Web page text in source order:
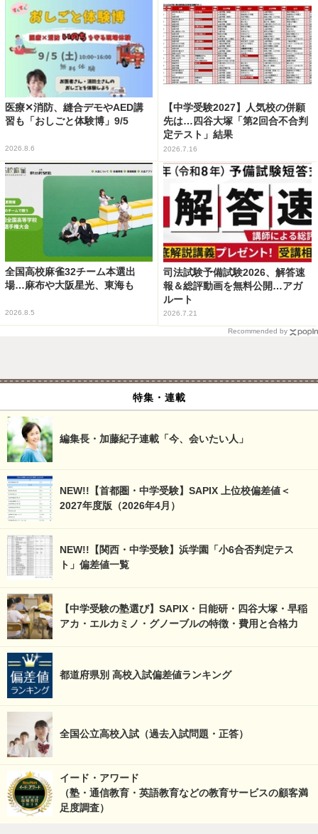
医療✕消防、縫合デモやAED講
習も「おしごと体験博」9/5
2026.8.6
【中学受験2027】人気校の併願
先は…四谷大塚「第2回合不合判
定テスト」結果
2026.7.16
全国高校麻雀32チーム本選出
場…麻布や大阪星光、東海も
2026.8.5
司法試験予備試験2026、解答速
報＆総評動画を無料公開…アガ
ルート
2026.7.21
Recommended by
特集・連載
編集長・加藤紀子連載「今、会いたい人」
NEW!!【首都圏・中学受験】SAPIX 上位校偏差値＜
2027年度版（2026年4月）
NEW!!【関西・中学受験】浜学園「小6合否判定テス
ト」偏差値一覧
【中学受験の塾選び】SAPIX・日能研・四谷大塚・早稲
アカ・エルカミノ・グノーブルの特徴・費用と合格力
都道府県別 高校入試偏差値ランキング
全国公立高校入試（過去入試問題・正答）
イード・アワード
（塾・通信教育・英語教育などの教育サービスの顧客満
足度調査）